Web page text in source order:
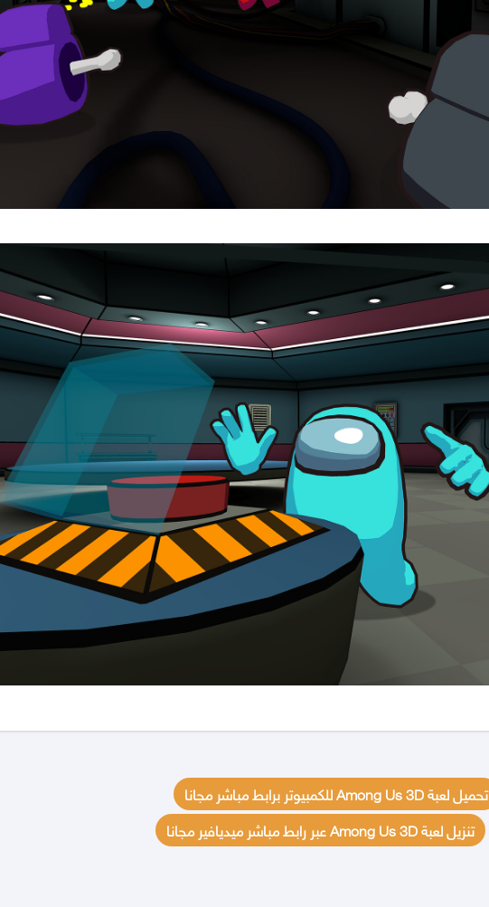
تحميل لعبة Among Us 3D للكمبيوتر برابط مباشر مجانا
تنزيل لعبة Among Us 3D عبر رابط مباشر ميديافير مجانا